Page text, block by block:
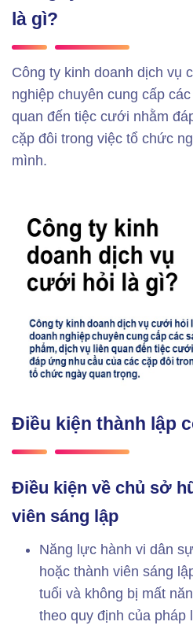
là gì?
Công ty kinh doanh dịch vụ
nghiệp chuyên cung cấp
quan đến tiệc cưới nhằm
cặp đôi trong việc tổ chức
mình.
Điều kiện thành lập
Điều kiện về chủ sở
viên sáng lập
Năng lực hành vi dân
hoặc thành viên sáng
tuổi và không bị mất
theo quy định của